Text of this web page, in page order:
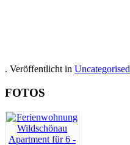
. Veröffentlicht in Uncategorised
FOTOS